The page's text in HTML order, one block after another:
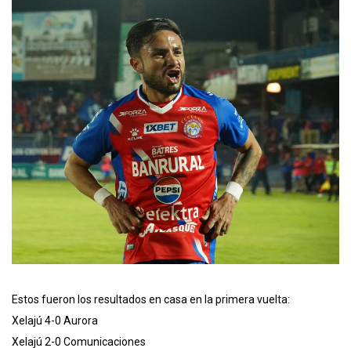
Estos fueron los resultados en casa en la primera vuelta:
Xelajú 4-0 Aurora
Xelajú 2-0 Comunicaciones